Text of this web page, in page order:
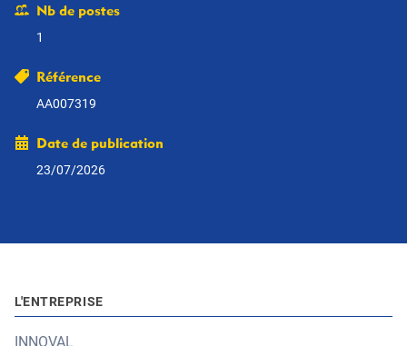
Nb de postes
1
Référence
AA007319
Date de publication
23/07/2026
L'ENTREPRISE
INNOVAL